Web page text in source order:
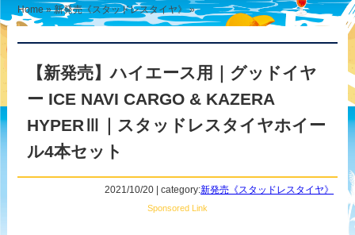
Home »新発売《スタッドレスタイヤ》 »
【新発売】ハイエース用｜グッドイヤ
ー ICE NAVI CARGO & KAZERA
HYPERⅢ｜スタッドレスタイヤホイー
ル4本セット
2021/10/20 | category:新発売《スタッドレスタイヤ》
Sponsored Link